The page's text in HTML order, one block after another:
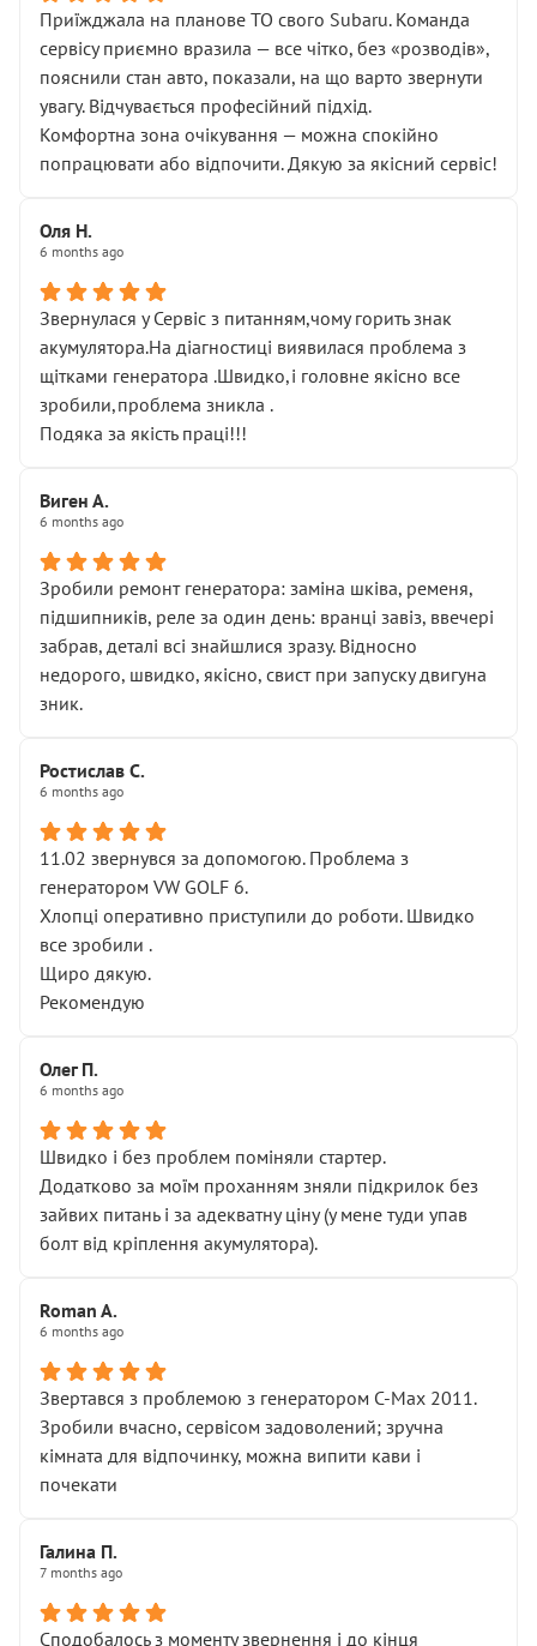
Приїжджала на планове ТО свого Subaru. Команда
сервісу приємно вразила — все чітко, без «розводів»,
пояснили стан авто, показали, на що варто звернути
увагу. Відчувається професійний підхід.
Комфортна зона очікування — можна спокійно
попрацювати або відпочити. Дякую за якісний сервіс!
Оля Н.
6 months ago
Звернулася у Сервіс з питанням,чому горить знак
акумулятора.На діагностиці виявилася проблема з
щітками генератора .Швидко,і головне якісно все
зробили,проблема зникла .
Подяка за якість праці!!!
Виген А.
6 months ago
Зробили ремонт генератора: заміна шківа, ременя,
підшипників, реле за один день: вранці завіз, ввечері
забрав, деталі всі знайшлися зразу. Відносно
недорого, швидко, якісно, свист при запуску двигуна
зник.
Ростислав С.
6 months ago
11.02 звернувся за допомогою. Проблема з
генератором VW GOLF 6.
Хлопці оперативно приступили до роботи. Швидко
все зробили .
Щиро дякую.
Рекомендую
Олег П.
6 months ago
Швидко і без проблем поміняли стартер.
Додатково за моїм проханням зняли підкрилок без
зайвих питань і за адекватну ціну (у мене туди упав
болт від кріплення акумулятора).
Roman A.
6 months ago
Звертався з проблемою з генератором C-Max 2011.
Зробили вчасно, сервісом задоволений; зручна
кімната для відпочинку, можна випити кави і
почекати
Галина П.
7 months ago
Сподобалось з моменту звернення і до кінця